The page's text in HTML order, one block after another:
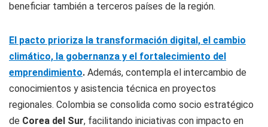
beneficiar también a terceros países de la región.
El pacto prioriza la transformación digital, el cambio
climático, la gobernanza y el fortalecimiento del
emprendimiento. Además, contempla el intercambio de
conocimientos y asistencia técnica en proyectos
regionales. Colombia se consolida como socio estratégico
de Corea del Sur, facilitando iniciativas con impacto en